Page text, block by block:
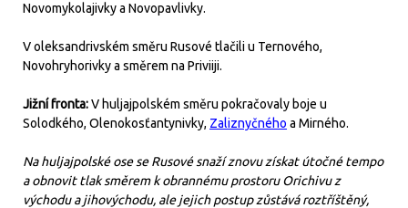
Novomykolajivky a Novopavlivky.
V oleksandrivském směru Rusové tlačili u Ternového,
Novohryhorivky a směrem na Priviiji.
Jižní fronta:V huljajpolském směru pokračovaly boje u
Solodkého, Olenokosťantynivky, Zaliznyčného a Mirného.
Na huljajpolské ose se Rusové snaží znovu získat útočné tempo
a obnovit tlak směrem k obrannému prostoru Orichivu z
východu a jihovýchodu, ale jejich postup zůstává roztříštěný,